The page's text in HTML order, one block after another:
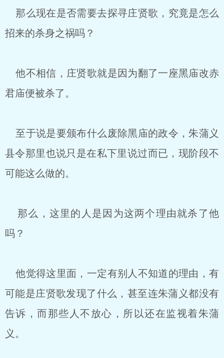
那么现在是否需要去探寻庄贤歌，究竟是怎么
招来的杀身之祸吗？
他不相信，庄贤歌就是因为翻了一座黑庙改赤
君庙便被杀了。
至于说是要颁布什么废除黑庙的政令，朱蒲义
县令那里也说只是在私下里说过而已，现阶段不
可能这么做的。
那么，这里的人是因为这两个理由就杀了他
吗？
他觉得这里面，一定有别人不知道的理由，有
可能是庄贤歌发现了什么，甚至连朱蒲义都没有
告诉，而那些人不放心，所以还在监视着朱蒲
义。